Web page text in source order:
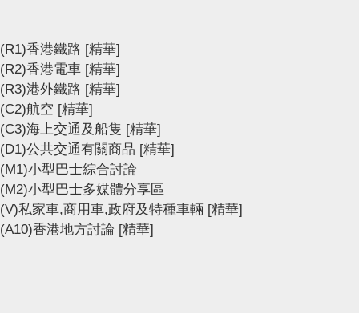
(R1)香港鐵路 [精華]
(R2)香港電車 [精華]
(R3)港外鐵路 [精華]
(C2)航空 [精華]
(C3)海上交通及船隻 [精華]
(D1)公共交通有關商品 [精華]
(M1)小型巴士綜合討論
(M2)小型巴士多媒體分享區
(V)私家車,商用車,政府及特種車輛 [精華]
(A10)香港地方討論 [精華]